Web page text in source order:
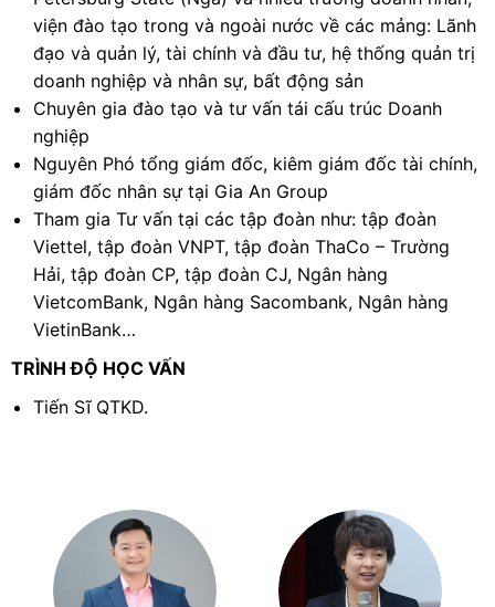
viện đào tạo trong và ngoài nước về các mảng: Lãnh
đạo và quản lý, tài chính và đầu tư, hệ thống quản trị
doanh nghiệp và nhân sự, bất động sản
Chuyên gia đào tạo và tư vấn tái cấu trúc Doanh
nghiệp
Nguyên Phó tổng giám đốc, kiêm giám đốc tài chính,
giám đốc nhân sự tại Gia An Group
Tham gia Tư vấn tại các tập đoàn như: tập đoàn
Viettel, tập đoàn VNPT, tập đoàn ThaCo – Trường
Hải, tập đoàn CP, tập đoàn CJ, Ngân hàng
VietcomBank, Ngân hàng Sacombank, Ngân hàng
VietinBank…
TRÌNH ĐỘ HỌC VẤN
Tiến Sĩ QTKD.